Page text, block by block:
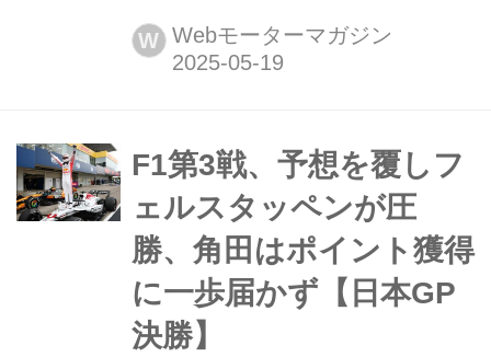
第7戦エミリア・ロマーニャGP決勝が
イタリア・エミリア・ロマーニャ州イ
レッドブルのマックス・フェルスタッ
ペンが優勝。2位にマクラーレンのラ
ンド・ノリス、3位にマクラーレンの
オ...
W Webモーターマガジン
F1第3戦、予想を覆しフ
ェルスタッペンが圧
勝、角田はポイント獲得
に一歩届かず【日本GP
決勝】